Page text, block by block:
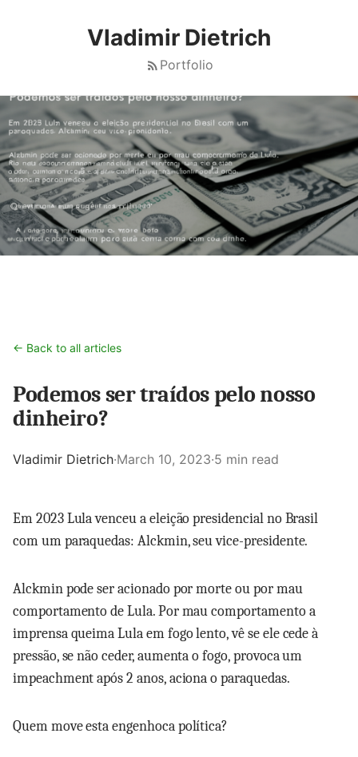
Vladimir Dietrich
Portfolio
← Back to all articles
Podemos ser traídos pelo nosso
dinheiro?
Vladimir Dietrich·March 10, 2023·5 min read
Em 2023 Lula venceu a eleição presidencial no Brasil
com um paraquedas: Alckmin, seu vice-presidente.
Alckmin pode ser acionado por morte ou por mau
comportamento de Lula. Por mau comportamento a
imprensa queima Lula em fogo lento, vê se ele cede à
pressão, se não ceder, aumenta o fogo, provoca um
impeachment após 2 anos, aciona o paraquedas.
Quem move esta engenhoca política?